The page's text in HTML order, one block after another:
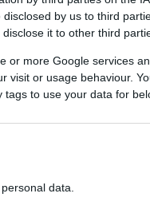
by us to third
it to other third
or more Google services
visit or usage behaviour.
to use your data for
data.